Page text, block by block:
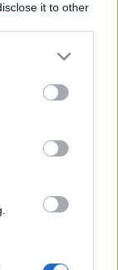
it to other
more Google
may click to
party tags to
below Google